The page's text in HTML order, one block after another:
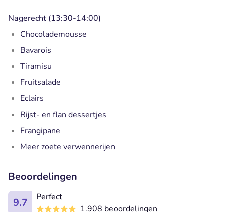
Nagerecht (13:30-14:00)
Chocolademousse
Bavarois
Tiramisu
Fruitsalade
Eclairs
Rijst- en flan dessertjes
Frangipane
Meer zoete verwennerijen
Beoordelingen
9.7
Perfect
1.908 beoordelingen